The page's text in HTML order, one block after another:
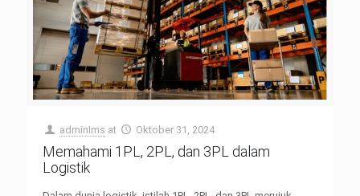
adminIms at Oktober 31, 2024
Memahami 1PL, 2PL, dan 3PL dalam
Logistik